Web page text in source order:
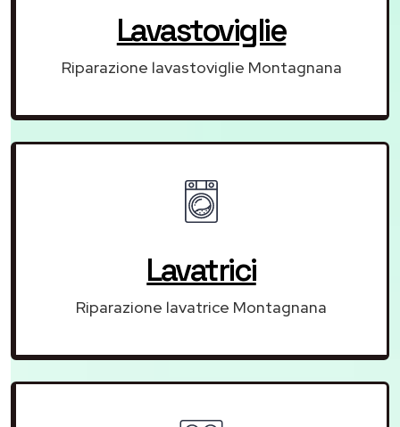
Lavastoviglie
Riparazione lavastoviglie Montagnana
Lavatrici
Riparazione lavatrice Montagnana